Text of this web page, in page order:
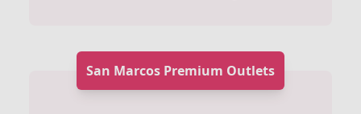
San Marcos Premium Outlets